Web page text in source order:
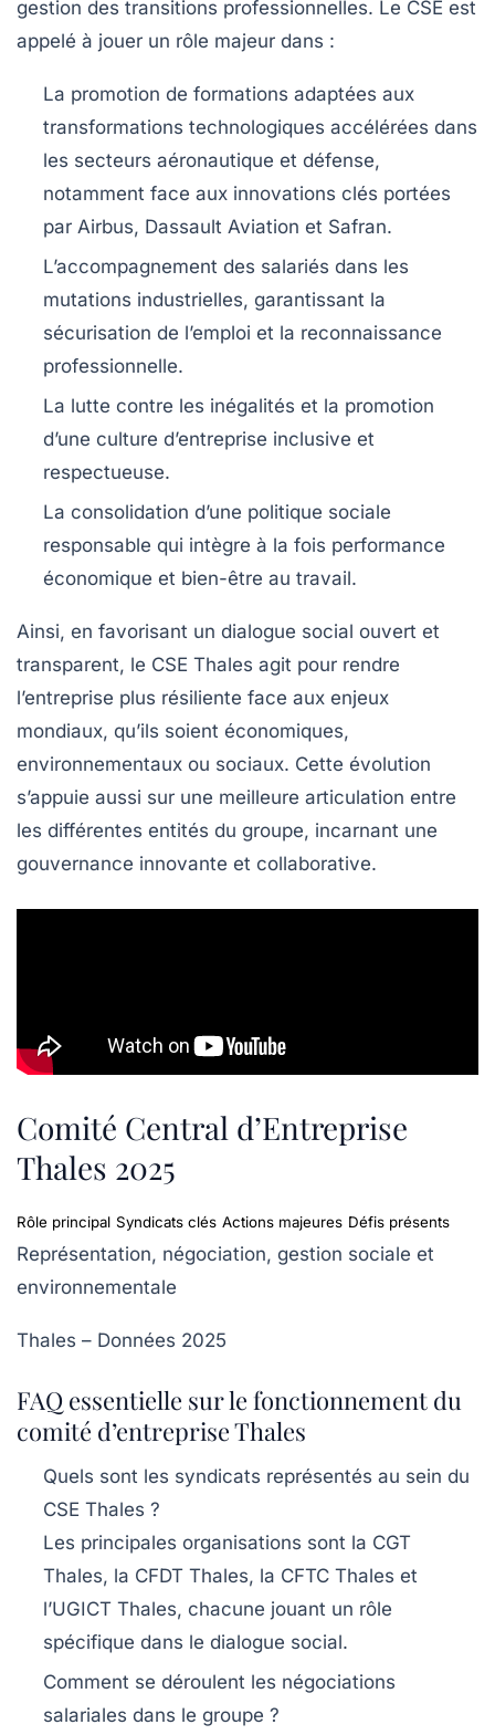
gestion des transitions professionnelles. Le CSE est
appelé à jouer un rôle majeur dans :
La promotion de formations adaptées aux
transformations technologiques accélérées dans
les secteurs aéronautique et défense,
notamment face aux innovations clés portées
par Airbus, Dassault Aviation et Safran.
L’accompagnement des salariés dans les
mutations industrielles, garantissant la
sécurisation de l’emploi et la reconnaissance
professionnelle.
La lutte contre les inégalités et la promotion
d’une culture d’entreprise inclusive et
respectueuse.
La consolidation d’une politique sociale
responsable qui intègre à la fois performance
économique et bien-être au travail.
Ainsi, en favorisant un dialogue social ouvert et
transparent, le CSE Thales agit pour rendre
l’entreprise plus résiliente face aux enjeux
mondiaux, qu’ils soient économiques,
environnementaux ou sociaux. Cette évolution
s’appuie aussi sur une meilleure articulation entre
les différentes entités du groupe, incarnant une
gouvernance innovante et collaborative.
Comité Central d’Entreprise
Thales 2025
Rôle principal Syndicats clés Actions majeures Défis présents
Représentation, négociation, gestion sociale et
environnementale
Thales – Données 2025
FAQ essentielle sur le fonctionnement du
comité d’entreprise Thales
Quels sont les syndicats représentés au sein du
CSE Thales ?
Les principales organisations sont la CGT
Thales, la CFDT Thales, la CFTC Thales et
l’UGICT Thales, chacune jouant un rôle
spécifique dans le dialogue social.
Comment se déroulent les négociations
salariales dans le groupe ?